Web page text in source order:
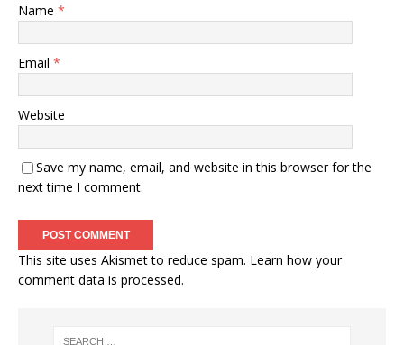
Name *
Email *
Website
Save my name, email, and website in this browser for the
next time I comment.
This site uses Akismet to reduce spam. Learn how your
comment data is processed.